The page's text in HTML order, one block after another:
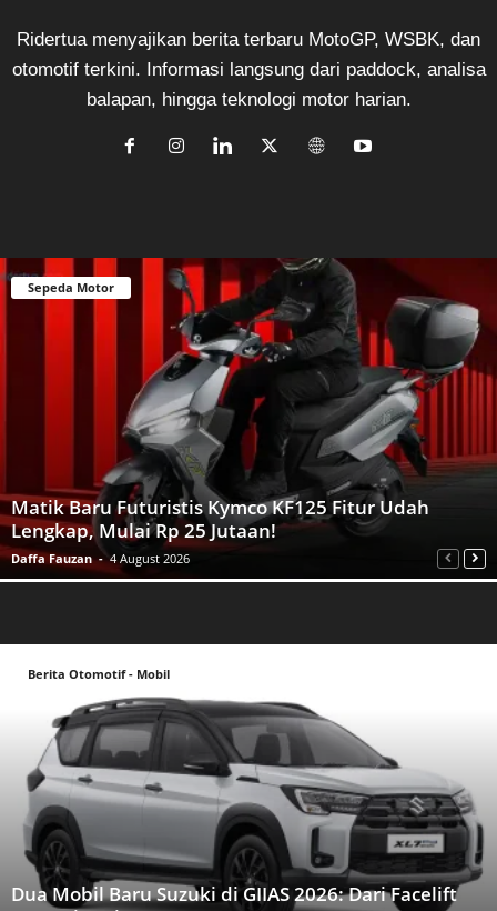
Ridertua menyajikan berita terbaru MotoGP, WSBK, dan
otomotif terkini. Informasi langsung dari paddock, analisa
balapan, hingga teknologi motor harian.
Sepeda Motor
Matik Baru Futuristis Kymco KF125 Fitur Udah
Lengkap, Mulai Rp 25 Jutaan!
Daffa Fauzan - 4 August 2026
Berita Otomotif - Mobil
Dua Mobil Baru Suzuki di GIIAS 2026: Dari Facelift